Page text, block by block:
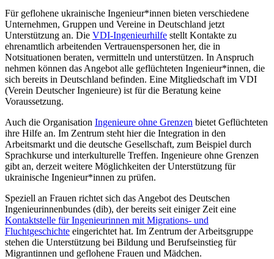
Für geflohene ukrainische Ingenieur*innen bieten verschiedene
Unternehmen, Gruppen und Vereine in Deutschland jetzt
Unterstützung an. Die VDI-Ingenieurhilfe stellt Kontakte zu
ehrenamtlich arbeitenden Vertrauenspersonen her, die in
Notsituationen beraten, vermitteln und unterstützen. In Anspruch
nehmen können das Angebot alle geflüchteten Ingenieur*innen, die
sich bereits in Deutschland befinden. Eine Mitgliedschaft im VDI
(Verein Deutscher Ingenieure) ist für die Beratung keine
Voraussetzung.
Auch die Organisation Ingenieure ohne Grenzen bietet Geflüchteten
ihre Hilfe an. Im Zentrum steht hier die Integration in den
Arbeitsmarkt und die deutsche Gesellschaft, zum Beispiel durch
Sprachkurse und interkulturelle Treffen. Ingenieure ohne Grenzen
gibt an, derzeit weitere Möglichkeiten der Unterstützung für
ukrainische Ingenieur*innen zu prüfen.
Speziell an Frauen richtet sich das Angebot des Deutschen
Ingenieurinnenbundes (dib), der bereits seit einiger Zeit eine
Kontaktstelle für Ingenieurinnen mit Migrations- und
Fluchtgeschichte eingerichtet hat. Im Zentrum der Arbeitsgruppe
stehen die Unterstützung bei Bildung und Berufseinstieg für
Migrantinnen und geflohene Frauen und Mädchen.